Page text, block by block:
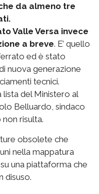
da almeno tre
Valle Versa invece
a breve. E’ quello
ed è stato
nuova generazione
tecnici.
lista del Ministero al
Belluardo, sindaco
risulta.
obsolete che
nella mappatura
una piattaforma che
disuso.